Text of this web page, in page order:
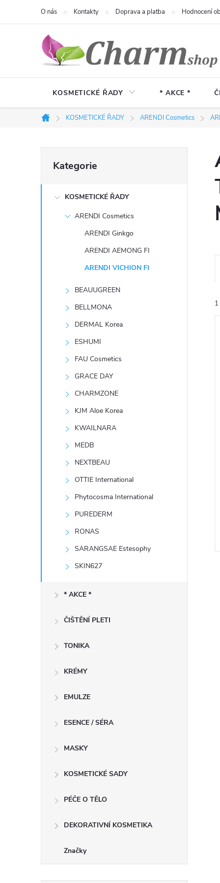
O nás Kontakty Doprava a platba Hodnocení
KOSMETICKÉ ŘADY * AKCE *
Domů
KOSMETICKÉ ŘADY ARENDI Cosmetics
o
kategorie
Kategorie
KOSMETICKÉ ŘADY
ARENDI Cosmetics
ARENDI Ginkgo
ARENDI AEMONG FI
ARENDI VICHION FI
BEAUUGREEN
BELLMONA
DERMAL Korea
ESHUMI
FAU Cosmetics
GRACE DAY
CHARMZONE
KJM Aloe Korea
KWAILNARA
MEDB
NEXTBEAU
OTTIE International
Phytocosma International
PUREDERM
RONAS
SARANGSAE Estesophy
SKIN627
* AKCE *
ČIŠTĚNÍ PLETI
TONIKA
KRÉMY
EMULZE
ESENCE / SÉRA
MASKY
KOSMETICKÉ SADY
PÉČE O TĚLO
DEKORATIVNÍ KOSMETIKA
Značky
a1